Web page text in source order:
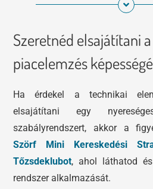
Szeretnéd elsajátítani
piacelemzés
Ha érdekel a technikai
elsajátítani egy
szabályrendszert, akkor a
Szörf Mini Kereskedési
Tőzsdeklubot, ahol láthatod
rendszer alkalmazását.